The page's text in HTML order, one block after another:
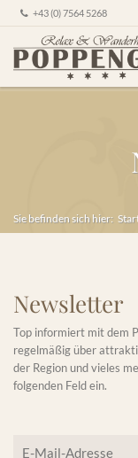
+43 (0) 7564 5268
Sie befinden sich hier:
Newsletter
Top informiert mit dem
regelmäßig über
der Region und vieles
folgenden Feld ein.